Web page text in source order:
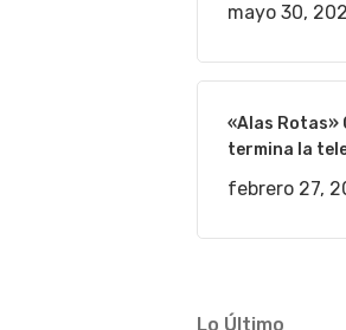
mayo 30,
«Alas Rotas»
termina la
febrero 27,
Lo Último